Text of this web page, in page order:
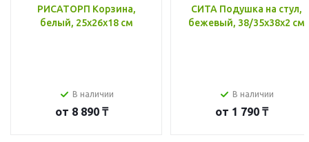
РИСАТОРП Корзина,
белый, 25x26x18 см
В наличии
от 8 890 ₸
СИТА Подушка на стул,
бежевый, 38/35x38x2 см
В наличии
от 1 790 ₸